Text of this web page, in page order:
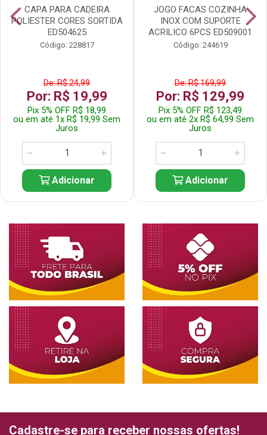
CAPA PARA CADEIRA
POLIESTER CORES SORTIDA
ED504625
Código: 228817
De: R$ 24,99
Por: R$ 19,99
Pix 5% OFF R$ 18,99
ou em até 1x R$ 19,99 Sem
Juros
Adicionar
JOGO FACAS COZINHA
INOX COM SUPORTE
ACRILICO 6PCS ED509001
Código: 244619
De: R$ 169,99
Por: R$ 129,99
Pix 5% OFF R$ 123,49
ou em até 2x R$ 64,99 Sem
Juros
Adicionar
Cadastre-se para receber nossas ofertas!